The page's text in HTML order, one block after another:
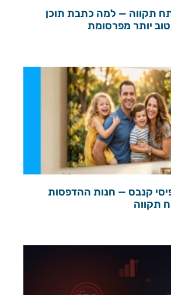
תקווה — למה כתבת תוכן
יותר מפרסומת
קנבס — חנות ההדפסות
תקווה